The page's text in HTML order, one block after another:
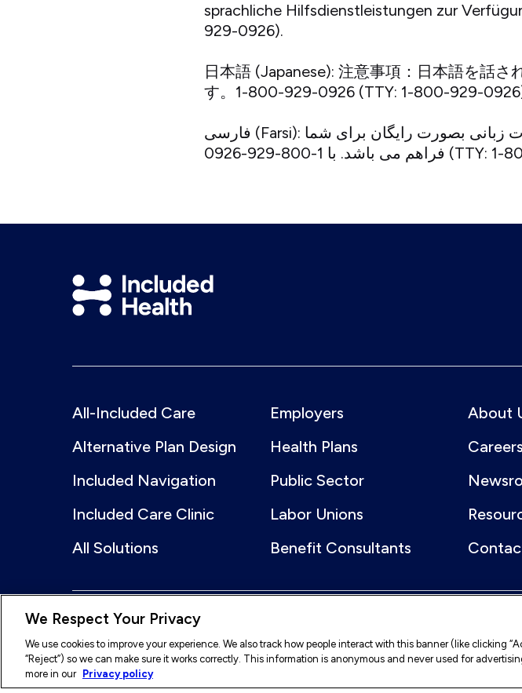
sprachliche Hilfsdienstleistungen zur
929-0926).
日本語 (Japanese): 注意事項：日本語を話
す。1-800-929-0926 (TTY: 1-800-929-
فارسی (Farsi): توجه: اگر به زبان فارسی گفتگو می کنید، تسهیلات زبانی بصورت رایگان برای شما
Included
Health
All-Included Care
Alternative Plan Design
Included Navigation
Included Care Clinic
All Solutions
Employers
Health Plans
Public Sector
Labor Unions
Benefit Consultants
About
Careers
© 2026 Included Health, Inc. All rights reserved.
Legal Terms of Service Privacy Policy Accessibility Sitemap
We Respect Your Privacy
We use cookies to improve your experience. We also track how people interact with this banner (like clicking
“Reject”) so we can make sure it works correctly. This information is anonymous and never used for
more in our Privacy policy